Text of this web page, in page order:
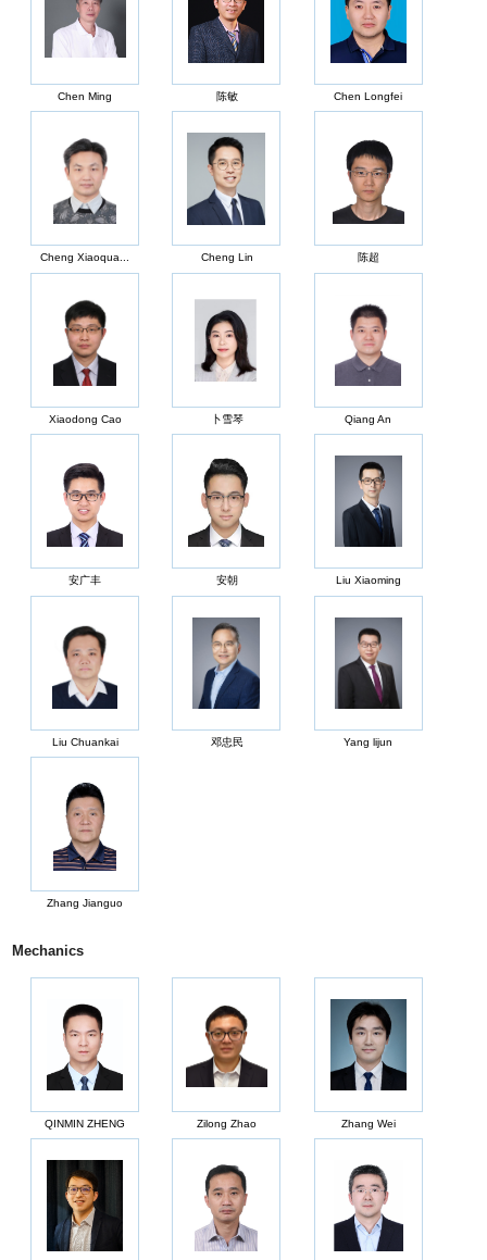
Chen Ming 陈敏 Chen Longfei
Cheng Xiaoqua... Cheng Lin 陈超
Xiaodong Cao 卜雪琴 Qiang An
安广丰 安朝 Liu Xiaoming
Liu Chuankai 邓忠民 Yang lijun
Zhang Jianguo
Mechanics
QINMIN ZHENG Zilong Zhao Zhang Wei